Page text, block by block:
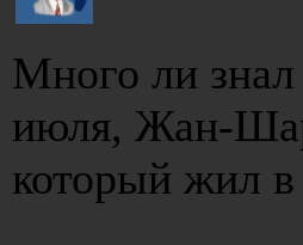
Много ли
июля, Жан-
который жил